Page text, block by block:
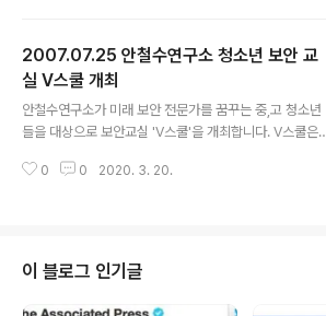
기법의 진화에 대응해 게임회사들도 지속적인 보안위협 모
니터링 강화, 온라인게임 전용 최신 보안 프로그램의 탑재
등과 같은 상시 대책을 통해 보다 안전한 게임 환경 구현이
필요하며 일반 게이머들도 수상한 프로그램은 실행하지 않
상반기 7대 온라인 게임 보안 이슈 ▲전용 해킹툴의 급격
2007.07.25 안철수연구소 청소년 보안 교
실 V스쿨 개최
안철수연구소가 미래 보안 전문가를 꿈꾸는 중,고 청소년
들을 대상으로 보안교실 'V스쿨'을 개최합니다. V스쿨은
월 6일까지 참가 신청을 받고 있습니다. ‘V스쿨’은 날로 지
되어, 매번 방학마다 개최됩니다. 그리고 V스쿨 카페(htt
p://cafe.naver.com/vgeneration)에서 온라인으로 활
동을 하며 정보를 교류하고 있습니다. 특히 이번 V스쿨에
0 0 2020. 3. 20.
이 블로그 인기글